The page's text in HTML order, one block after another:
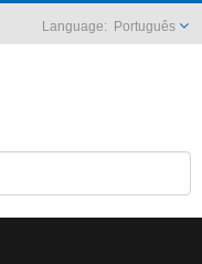
Português